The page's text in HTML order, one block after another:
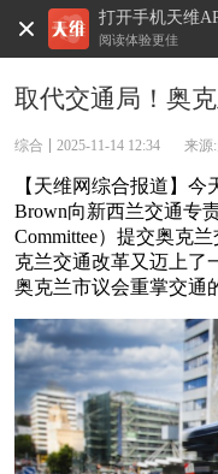
打开手机天维
阅读体验更佳
取代交通局！奥
综合 2025-11-14 12:34 来源
【天维网综合报道】今
Brown向新西兰交通专
Committee）提交奥克
克兰交通改革又迈上了
奥克兰市议会重掌交通